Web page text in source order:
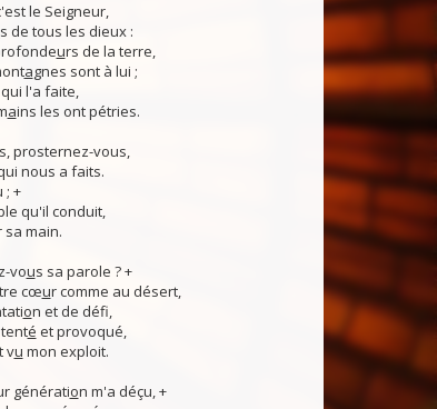
le Seigneur,
s de tous les dieux :
urs de la terre,
agnes sont à lui ;
qui l'a faite,
ains les ont pétries.
s, prosternez-vous,
nous a faits.
; +
qu'il conduit,
sa main.
vous sa parole ? +
cœur comme au désert,
on et de défi,
é et provoqué,
vu mon exploit.
génération m'a déçu, +